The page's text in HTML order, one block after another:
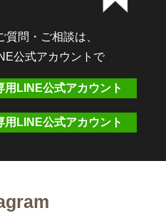
質問・ご相談は、
公式アカウントで
用LINE公式アカウント
用LINE公式アカウント